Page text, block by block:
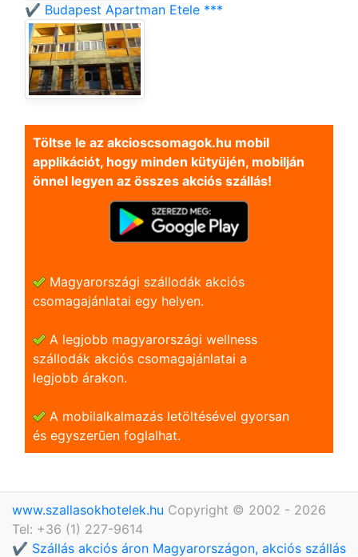
✔️ Budapest Apartman Etele ***
Töltse le az akcioscsomagok.hu mobil
applikációt, hogy minden kütyüjén, mobilján
önnel legyen az összes akciós szállás!
Magyarországi szállodák akciós
csomagajánlatai egy helyen.
A legjobb magyarországi wellness
szállodák akciós csomagajánlatai a
legjobb árakon.
A mobilalkalmazás letöltésével gyorsan
és egyszerũen foglalhat.
www.szallasokhotelek.hu Copyright © 2002 - 2026
Tel: +36 (1) 227-9614
✔️ Szállás akciós áron Magyarországon, akciós szállás